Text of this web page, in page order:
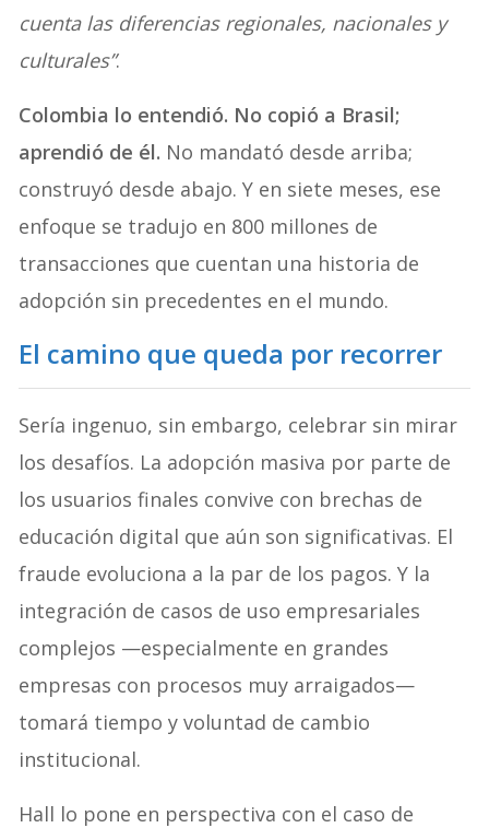
cuenta las diferencias regionales, nacionales y
culturales”.
Colombia lo entendió. No copió a Brasil;
aprendió de él. No mandató desde arriba;
construyó desde abajo. Y en siete meses, ese
enfoque se tradujo en 800 millones de
transacciones que cuentan una historia de
adopción sin precedentes en el mundo.
El camino que queda por recorrer
Sería ingenuo, sin embargo, celebrar sin mirar
los desafíos. La adopción masiva por parte de
los usuarios finales convive con brechas de
educación digital que aún son significativas. El
fraude evoluciona a la par de los pagos. Y la
integración de casos de uso empresariales
complejos —especialmente en grandes
empresas con procesos muy arraigados—
tomará tiempo y voluntad de cambio
institucional.
Hall lo pone en perspectiva con el caso de